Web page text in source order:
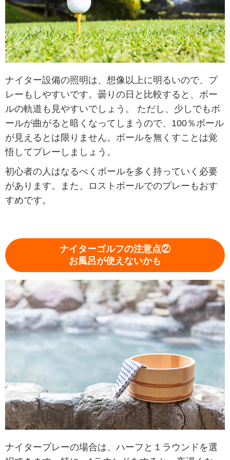
ナイター設備の照明は、想像以上に明るいので、プ
レーもしやすいです。曇りの日と比較すると、ボー
ルの軌道も見やすいでしょう。
ただし、少しでもボ
ールが曲がると暗くなってしまうので、100％ボール
が見えるとは限りません。ボールを無くすことは覚
悟してプレーしましょう。
初心者の人はなるべくボールを多く持っていく必要
があります。また、ロストボールでのプレーもおす
すめです。
ナイターゴルフの注意点②
お風呂が使えないかも
ナイタープレーの場合は、ハーフと１ラウンドを選